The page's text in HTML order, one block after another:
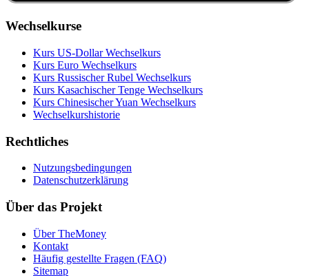
Wechselkurse
Kurs US‑Dollar Wechselkurs
Kurs Euro Wechselkurs
Kurs Russischer Rubel Wechselkurs
Kurs Kasachischer Tenge Wechselkurs
Kurs Chinesischer Yuan Wechselkurs
Wechselkurshistorie
Rechtliches
Nutzungsbedingungen
Datenschutzerklärung
Über das Projekt
Über TheMoney
Kontakt
Häufig gestellte Fragen (FAQ)
Sitemap